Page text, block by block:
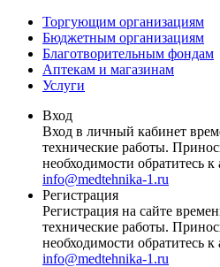
Торгующим организациям
Бюджетным организациям
Благотворительным фондам
Аптекам и магазинам
Услуги
Вход
Вход в личный кабинет
технические работы.
необходимости обратитесь
info@medtehnika-1.ru
Регистрация
Регистрация на сайте
технические работы.
необходимости обратитесь
info@medtehnika-1.ru